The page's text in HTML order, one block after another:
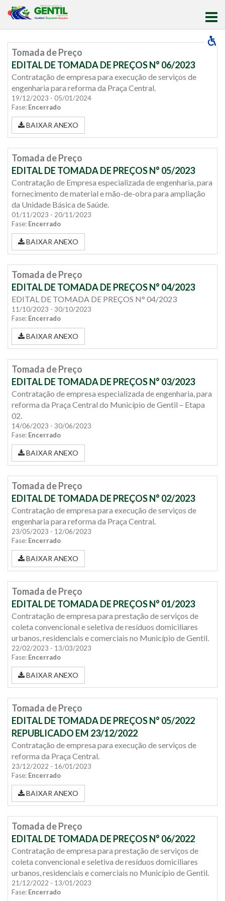
Tomada de Preço
EDITAL DE TOMADA DE PREÇOS N° 06/2023
Contratação de empresa para execução de serviços de
engenharia para reforma da Praça Central.
19/12/2023 - 05/01/2024
Fase: Encerrado
BAIXAR ANEXO
Tomada de Preço
EDITAL DE TOMADA DE PREÇOS N° 05/2023
Contratação de Empresa especializada de engenharia, para
fornecimento de material e mão-de-obra para ampliação
da Unidade Básica de Saúde.
01/11/2023 - 20/11/2023
Fase: Encerrado
BAIXAR ANEXO
Tomada de Preço
EDITAL DE TOMADA DE PREÇOS N° 04/2023
EDITAL DE TOMADA DE PREÇOS N° 04/2023
11/10/2023 - 30/10/2023
Fase: Encerrado
BAIXAR ANEXO
Tomada de Preço
EDITAL DE TOMADA DE PREÇOS N° 03/2023
Contratação de empresa especializada de engenharia, para
reforma da Praça Central do Município de Gentil – Etapa
02.
14/06/2023 - 30/06/2023
Fase: Encerrado
BAIXAR ANEXO
Tomada de Preço
EDITAL DE TOMADA DE PREÇOS N° 02/2023
Contratação de empresa para execução de serviços de
engenharia para reforma da Praça Central.
23/05/2023 - 12/06/2023
Fase: Encerrado
BAIXAR ANEXO
Tomada de Preço
EDITAL DE TOMADA DE PREÇOS N° 01/2023
Contratação de empresa para prestação de serviços de
coleta convencional e seletiva de resíduos domiciliares
urbanos, residenciais e comerciais no Município de Gentil.
22/02/2023 - 13/03/2023
Fase: Encerrado
BAIXAR ANEXO
Tomada de Preço
EDITAL DE TOMADA DE PREÇOS N° 05/2022
REPUBLICADO EM 23/12/2022
Contratação de empresa para execução de serviços de
reforma da Praça Central.
23/12/2022 - 16/01/2023
Fase: Encerrado
BAIXAR ANEXO
Tomada de Preço
EDITAL DE TOMADA DE PREÇOS N° 06/2022
Contratação de empresa para prestação de serviços de
coleta convencional e seletiva de resíduos domiciliares
urbanos, residenciais e comerciais no Município de Gentil.
21/12/2022 - 13/01/2023
Fase: Encerrado